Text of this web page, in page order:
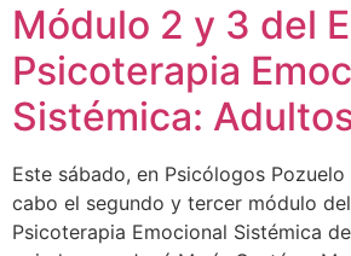
Módulo 2 y 3 del
Psicoterapia
Sistémica:
Este sábado, en Psicólogos
cabo el segundo y tercer módulo
Psicoterapia Emocional Sistémica